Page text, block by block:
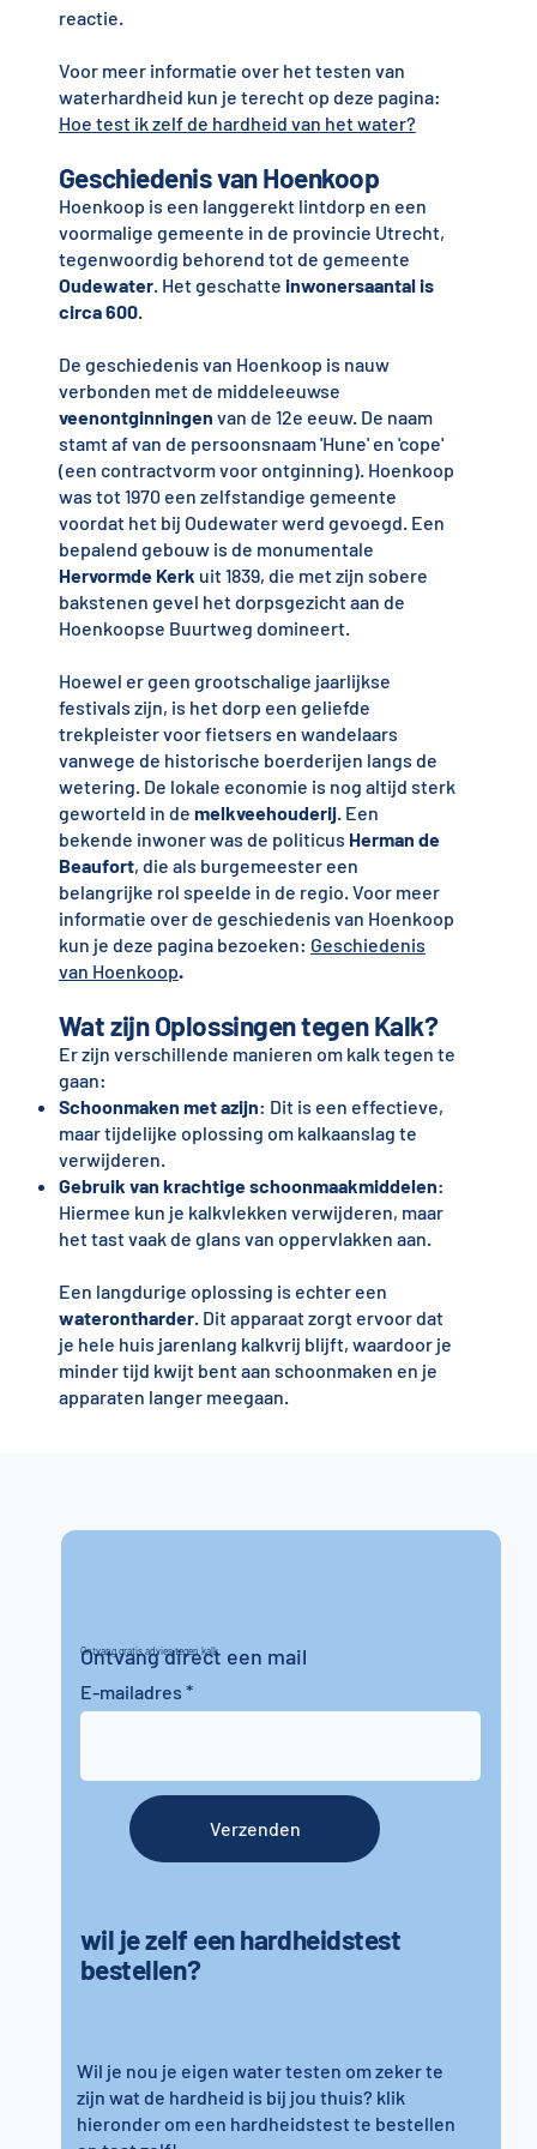
reactie.
Voor meer informatie over het testen van
waterhardheid kun je terecht op deze pagina:
Hoe test ik zelf de hardheid van het water?
Geschiedenis van Hoenkoop
Hoenkoop is een langgerekt lintdorp en een
voormalige gemeente in de provincie Utrecht,
tegenwoordig behorend tot de gemeente
Oudewater. Het geschatte inwonersaantal is
circa 600.
De geschiedenis van Hoenkoop is nauw
verbonden met de middeleeuwse
veenontginningen van de 12e eeuw. De naam
stamt af van de persoonsnaam 'Hune' en 'cope'
(een contractvorm voor ontginning). Hoenkoop
was tot 1970 een zelfstandige gemeente
voordat het bij Oudewater werd gevoegd. Een
bepalend gebouw is de monumentale
Hervormde Kerk uit 1839, die met zijn sobere
bakstenen gevel het dorpsgezicht aan de
Hoenkoopse Buurtweg domineert.
Hoewel er geen grootschalige jaarlijkse
festivals zijn, is het dorp een geliefde
trekpleister voor fietsers en wandelaars
vanwege de historische boerderijen langs de
wetering. De lokale economie is nog altijd sterk
geworteld in de melkveehouderij. Een
bekende inwoner was de politicus Herman de
Beaufort, die als burgemeester een
belangrijke rol speelde in de regio. Voor meer
informatie over de geschiedenis van Hoenkoop
kun je deze pagina bezoeken: Geschiedenis
van Hoenkoop.
Wat zijn Oplossingen tegen Kalk?
Er zijn verschillende manieren om kalk tegen te
gaan:
Schoonmaken met azijn: Dit is een effectieve,
maar tijdelijke oplossing om kalkaanslag te
verwijderen.
Gebruik van krachtige schoonmaakmiddelen:
Hiermee kun je kalkvlekken verwijderen, maar
het tast vaak de glans van oppervlakken aan.
Een langdurige oplossing is echter een
waterontharder. Dit apparaat zorgt ervoor dat
je hele huis jarenlang kalkvrij blijft, waardoor je
minder tijd kwijt bent aan schoonmaken en je
apparaten langer meegaan.
Ontvang gratis advies tegen kalk
Ontvang direct een mail
wil je zelf een hardheidstest
bestellen?
E-mailadres
Wil je nou je eigen water testen om zeker te
zijn wat de hardheid is bij jou thuis? klik
hieronder om een hardheidstest te bestellen
Verzenden